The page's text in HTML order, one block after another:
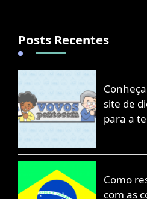
Posts Recentes
site de
para a
Como
com as